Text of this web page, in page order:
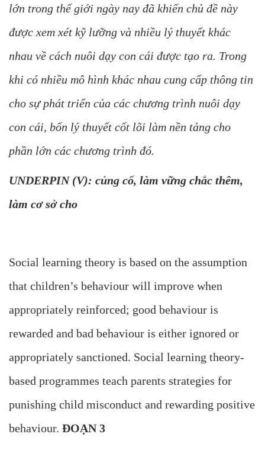
lớn trong thế giới ngày nay đã khiến chủ đề này
được xem xét kỹ lưỡng và nhiều lý thuyết khác
nhau về cách nuôi dạy con cái được tạo ra. Trong
khi có nhiều mô hình khác nhau cung cấp thông tin
cho sự phát triển của các chương trình nuôi dạy
con cái, bốn lý thuyết cốt lõi làm nền tảng cho
phần lớn các chương trình đó.
UNDERPIN (V): củng cố, làm vững chắc thêm,
làm cơ sở cho
Social learning theory is based on the assumption
that children’s behaviour will improve when
appropriately reinforced; good behaviour is
rewarded and bad behaviour is either ignored or
appropriately sanctioned. Social learning theory-
based programmes teach parents strategies for
punishing child misconduct and rewarding positive
behaviour. ĐOẠN 3